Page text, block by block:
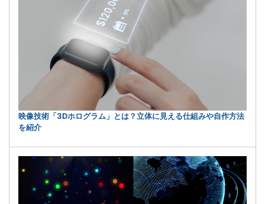
映像技術「3Dホログラム」とは？立体に見える仕組みや自作方法
を紹介